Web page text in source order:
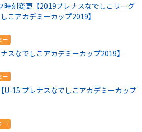
時刻変更【2019プレナスなでしこリーグ
こアカデミーカップ2019】
ー
スなでしこアカデミーカップ2019】
ー
U-15 プレナスなでしこアカデミーカップ
ー